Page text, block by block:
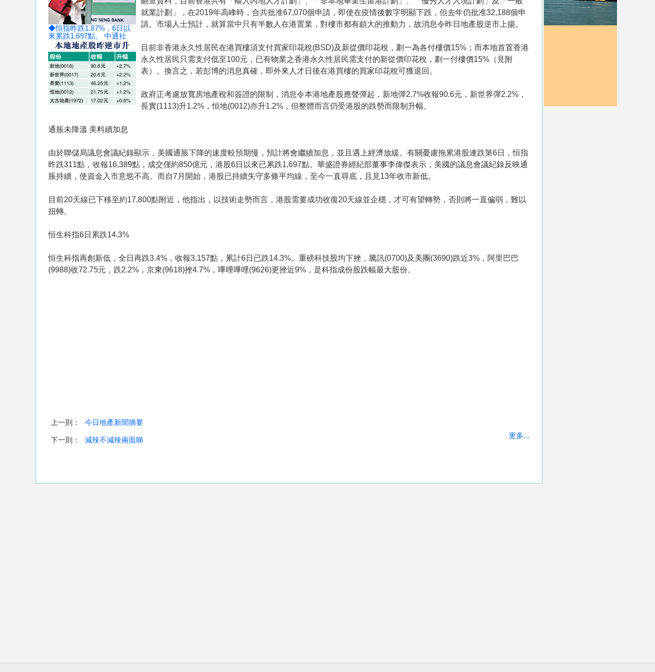
◆恒指昨跌1.87%，6日以
來累跌1,697點。 中通社
就業計劃」，在2019年高峰時，合共批准67,070個申請，即使在疫情後數字明顯下跌，但去年仍批准32,188個申
請。市場人士預計，就算當中只有半數人在港置業，對樓市都有頗大的推動力，故消息令昨日地產股逆市上揚。
目前非香港永久性居民在港買樓須支付買家印花稅(BSD)及新從價印花稅，劃一為各付樓價15%；而本地首置香港
永久性居民只需支付低至100元，已有物業之香港永久性居民需支付的新從價印花稅，劃一付樓價15%（見附
表）。換言之，若彭博的消息真確，即外來人才日後在港買樓的買家印花稅可獲退回。
政府正考慮放寬房地產稅和簽證的限制，消息令本港地產股應聲彈起，新地彈2.7%收報90.6元，新世界彈2.2%，
長實(1113)升1.2%，恒地(0012)亦升1.2%，但整體而言仍受港股的跌勢而限制升幅。
通脹未降溫 美料續加息
由於聯儲局議息會議紀錄顯示，美國通脹下降的速度較預期慢，預計將會繼續加息，並且遇上經濟放緩。有關憂慮拖累港股連跌第6日，恒指
昨跌311點，收報16,389點，成交僅約850億元，港股6日以來已累跌1,697點。華盛證券經紀部董事李偉傑表示，美國的議息會議紀錄反映通
脹持續，使資金入市意慾不高。而自7月開始，港股已持續失守多條平均線，至今一直尋底，且見13年收市新低。
目前20天線已下移至約17,800點附近，他指出，以技術走勢而言，港股需要成功收復20天線並企穩，才可有望轉勢，否則將一直偏弱，難以
扭轉。
恒生科指6日累跌14.3%
恒生科指再創新低，全日再跌3.4%，收報3,157點，累計6日已跌14.3%。重磅科技股均下挫，騰訊(0700)及美團(3690)跌近3%，阿里巴巴
(9988)收72.75元，跌2.2%，京東(9618)挫4.7%，嗶哩嗶哩(9626)更挫近9%，是科指成份股跌幅最大股份。
上一則： 今日地產新聞摘要
下一則： 減辣不減辣兩面睇
更多...